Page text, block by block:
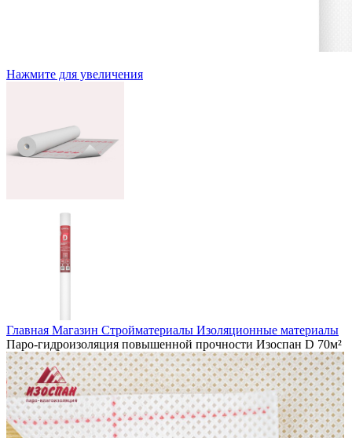
Нажмите для увеличения
Главная Магазин Стройматериалы Изоляционные материалы
Паро-гидроизоляция повышенной прочности Изоспан D 70м²